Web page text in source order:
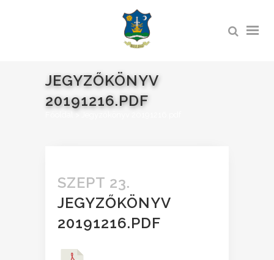
JEGYZŐKÖNYV
20191216.PDF
SZEPT 23.
JEGYZŐKÖNYV
20191216.PDF